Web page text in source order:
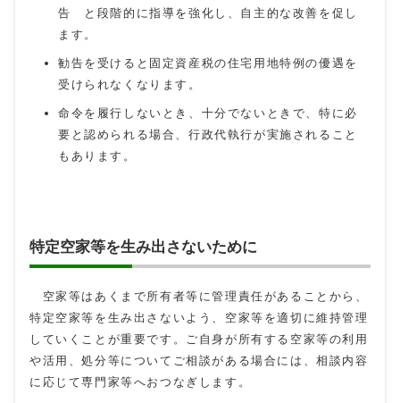
告 と段階的に指導を強化し、自主的な改善を促し
ます。
勧告を受けると固定資産税の住宅用地特例の優遇を
受けられなくなります。
命令を履行しないとき、十分でないときで、特に必
要と認められる場合、行政代執行が実施されること
もあります。
特定空家等を生み出さないために
空家等はあくまで所有者等に管理責任があることから、
特定空家等を生み出さないよう、空家等を適切に維持管理
していくことが重要です。ご自身が所有する空家等の利用
や活用、処分等についてご相談がある場合には、相談内容
に応じて専門家等へおつなぎします。